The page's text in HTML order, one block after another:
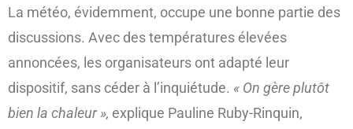
La météo, évidemment, occupe une bonne partie des
discussions. Avec des températures élevées
annoncées, les organisateurs ont adapté leur
dispositif, sans céder à l’inquiétude. « On gère plutôt
bien la chaleur », explique Pauline Ruby-Rinquin,